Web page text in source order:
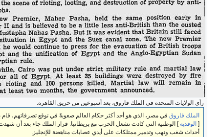
المتحدة في الملك فاروق، بعد أسبوعين من حريق القاهرة.
في مصر، الذي هو أحد أكثر حكام العالم صعوبةً في توقع تصرفاتهم، قام بطرد الحكومة
التي كادت تشعل الحرب مع بريطانيا. قرار الملك جاء بعد أن شهدت القاهرة
ونهب وتدمير ممتلكات على أيدي عصابات مناهضة للإنجليز.